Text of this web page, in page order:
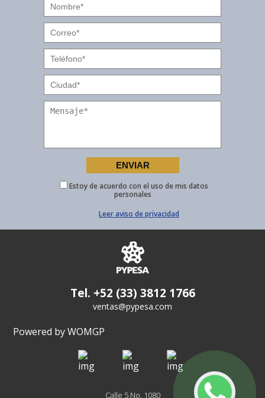
Estoy de acuerdo con el uso de mis datos
personales
Leer aviso de privacidad
Tel. +52 (33) 3812 1766
ventas@pypesa.com
Powered by WOMGP
Calle 5 No. 1080